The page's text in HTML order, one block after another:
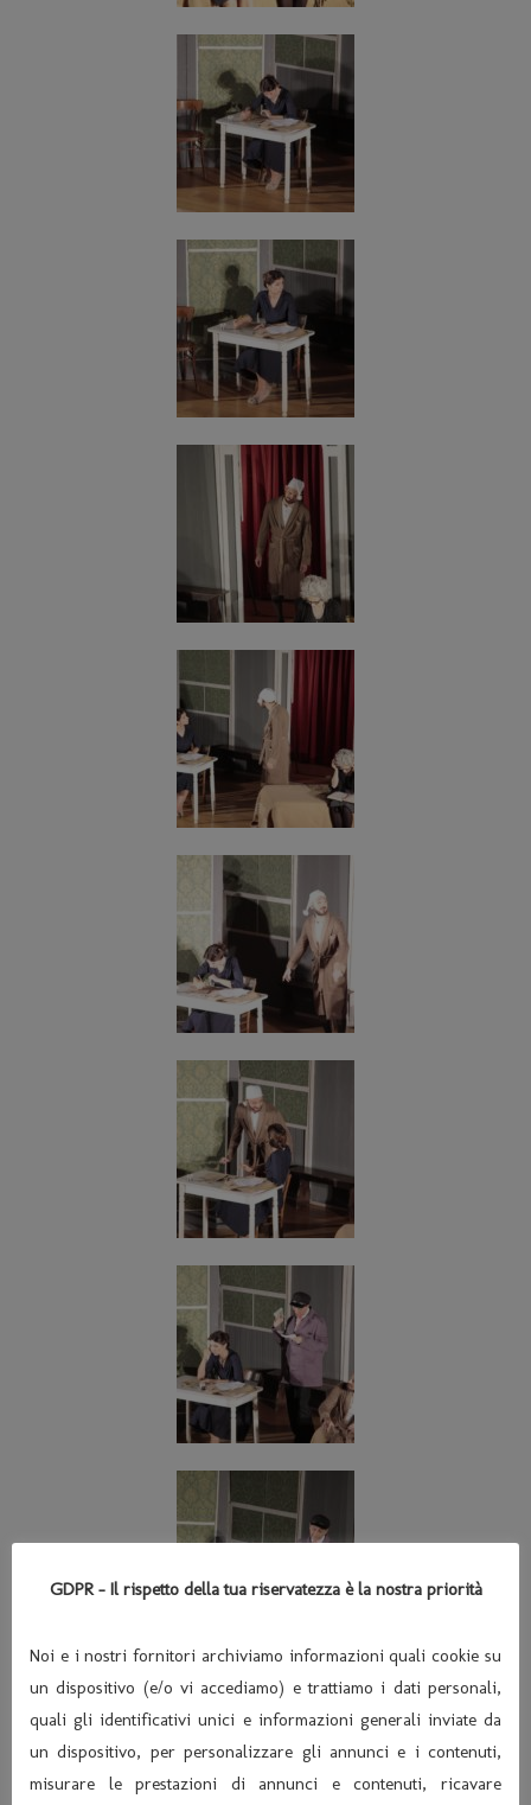
GDPR - Il rispetto della tua riservatezza è la nostra priorità
Noi e i nostri fornitori archiviamo informazioni quali cookie su
un dispositivo (e/o vi accediamo) e trattiamo i dati personali,
quali gli identificativi unici e informazioni generali inviate da
un dispositivo, per personalizzare gli annunci e i contenuti,
misurare le prestazioni di annunci e contenuti, ricavare